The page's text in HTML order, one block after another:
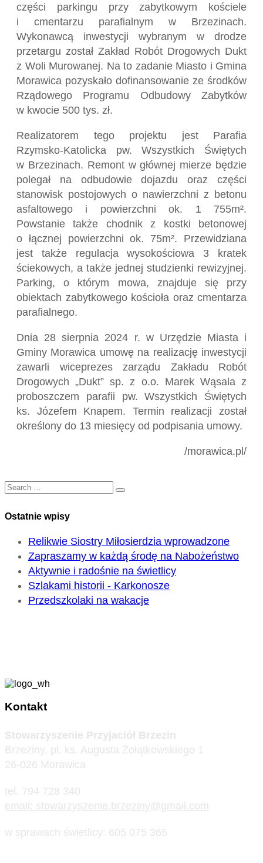
części parkingu przy zabytkowym kościele
i cmentarzu parafialnym w Brzezinach.
Wykonawcą inwestycji wybranym w drodze
przetargu został Zakład Robót Drogowych Dukt
z Woli Murowanej. Na to zadanie Miasto i Gmina
Morawica pozyskało dofinansowanie ze środków
Rządowego Programu Odbudowy Zabytków
w kwocie 500 tys. zł.
Realizatorem tego projektu jest Parafia
Rzymsko-Katolicka pw. Wszystkich Świętych
w Brzezinach. Remont w głównej mierze będzie
polegał na odbudowie dojazdu oraz części
stanowisk postojowych o nawierzchni z betonu
asfaltowego i powierzchni ok. 1 755m².
Powstanie także chodnik z kostki betonowej
o łącznej powierzchni ok. 75m². Przewidziana
jest także regulacja wysokościowa 3 kratek
ściekowych, a także jednej studzienki rewizyjnej.
Parking, o którym mowa, znajduje się przy
obiektach zabytkowego kościoła oraz cmentarza
parafialnego.
Dnia 28 sierpnia 2024 r. w Urzędzie Miasta i
Gminy Morawica umowę na realizację inwestycji
zawarli wiceprezes zarządu Zakładu Robót
Drogowych „Dukt” sp. z o.o. Marek Wąsala z
proboszczem parafii pw. Wszystkich Świętych
ks. Józefem Knapem. Termin realizacji został
określony do 13 miesięcy od podpisania umowy.
/morawica.pl/
Ostatnie wpisy
Relikwie Siostry Miłosierdzia wprowadzone
Zapraszamy w każdą środę na Nabożeństwo
Aktywnie i radośnie na świetlicy
Szlakami historii - Karkonosze
Przedszkolaki na wakacje
Kontakt
Stowarzyszenie Przyjaciół Brzezin
Brzeziny, pl. ks. Augusta Żołątkowskiego 1
26-026 Morawica
tel. 794 728 340
email: stowarzyszenie.brzeziny@gmail.com
w sprawach świetlicy: 605 075 365